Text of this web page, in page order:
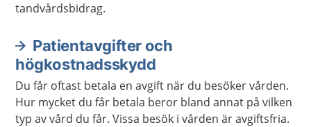
tandvårdsbidrag.
Patientavgifter och
högkostnadsskydd
Du får oftast betala en avgift när du besöker vården.
Hur mycket du får betala beror bland annat på vilken
typ av vård du får. Vissa besök i vården är avgiftsfria.